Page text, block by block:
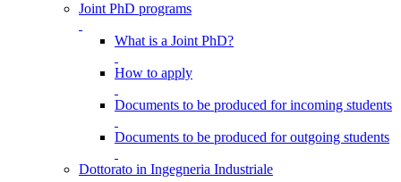
Joint PhD programs
What is a Joint PhD?
How to apply
Documents to be produced for incoming students
Documents to be produced for outgoing students
Dottorato in Ingegneria Industriale